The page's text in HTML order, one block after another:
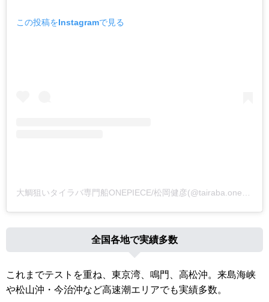
この投稿をInstagramで見る
全国各地で実績多数
これまでテストを重ね、東京湾、鳴門、高松沖。来島海峡
や松山沖・今治沖など高速潮エリアでも実績多数。